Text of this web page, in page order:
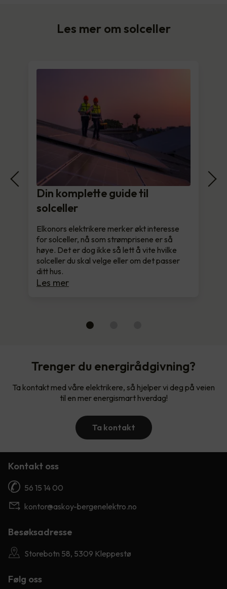
Les mer om solceller
Din komplette guide til
solceller
Elkonors elektrikere merker økt interesse
for solceller, nå som strømprisene er så
høye. Det er dog ikke så lett å vite hvilke
solceller du skal velge eller om det passer
ditt hus.
Les mer
Trenger du energirådgivning?
Ta kontakt med våre elektrikere, så hjelper vi deg på veien
til en mer energismart hverdag!
Ta kontakt
Kontakt oss
56 15 14 00
kontor@askoy-bergenelektro.no
Besøksadresse
Storebotn 58, 5309 Kleppestø
Følg oss